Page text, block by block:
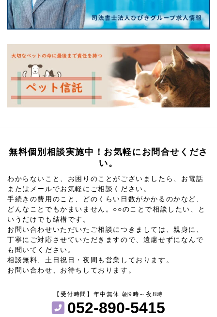
無料個別相談実施中！お気軽にお問合せくださ
い。
わからないこと、お困りのことがございましたら、お電話
またはメールでお気軽にご相談ください。
手続きの費用のこと、どのくらい日数がかかるのかなど、
どんなことでもかまいません。○○のことで相談したい、と
いうだけでも結構です。
お問い合わせいただいたご相談につきましては、親身に、
丁寧にご対応させていただきますので、遠慮せずになんで
も聞いてください。
相談無料、土日祝日・夜間も営業しております。
お問い合わせ、お待ちしております。
【受付時間】年中無休 朝9時～夜8時
052-890-5415